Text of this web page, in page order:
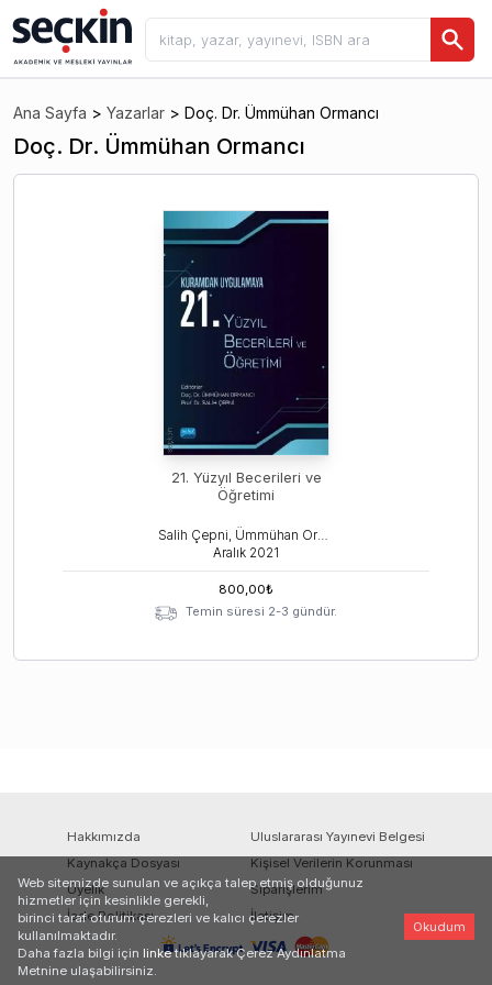
Ana Sayfa > Yazarlar > Doç. Dr. Ümmühan Ormancı
Doç. Dr. Ümmühan Ormancı
21. Yüzyıl Becerileri ve
Öğretimi
Salih Çepni, Ümmühan Ormancı
Aralık 2021
800,00₺
Temin süresi 2-3 gündür.
Hakkımızda
Uluslararası Yayınevi Belgesi
Kaynakça Dosyası
Kişisel Verilerin Korunması
Üyelik
Siparişlerim
İade Politikası
İletişim
Web sitemizde sunulan ve açıkça talep etmiş olduğunuz
hizmetler için kesinlikle gerekli,
birinci taraf oturum çerezleri ve kalıcı çerezler
kullanılmaktadır.
Daha fazla bilgi için linke tıklayarak Çerez Aydınlatma
Metnine ulaşabilirsiniz.
Okudum